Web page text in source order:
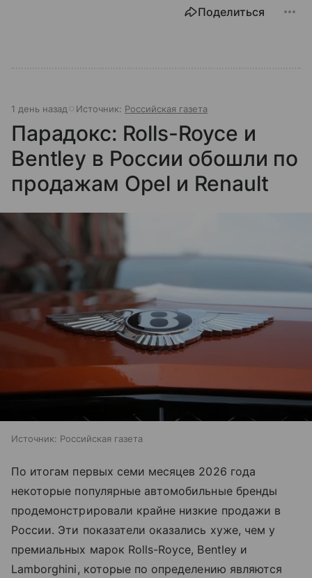
Поделиться
1 день назад Источник: Российская газета
Парадокс: Rolls-Royce и
Bentley в России обошли по
продажам Opel и Renault
Источник: Российская газета
По итогам первых семи месяцев 2026 года
некоторые популярные автомобильные бренды
продемонстрировали крайне низкие продажи в
России. Эти показатели оказались хуже, чем у
премиальных марок Rolls-Royce, Bentley и
Lamborghini, которые по определению являются